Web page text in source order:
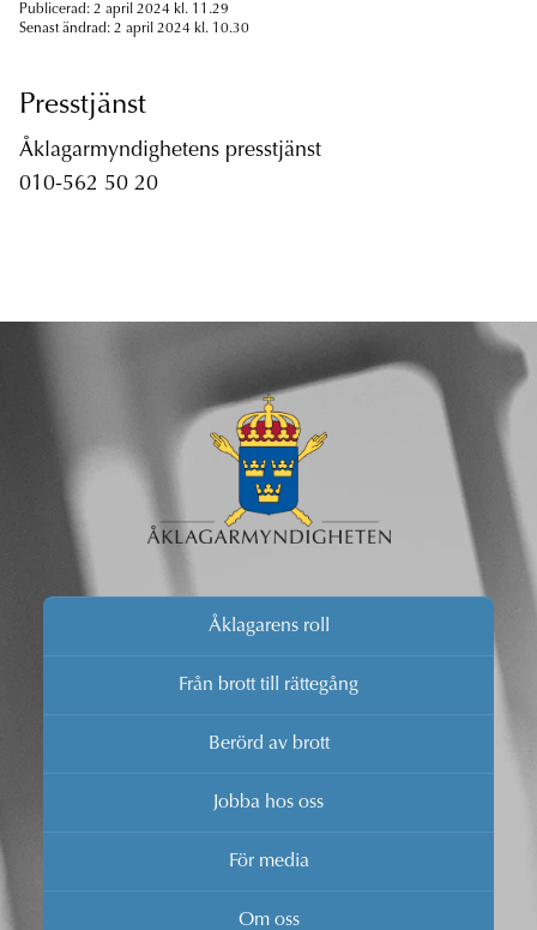
Publicerad: 2 april 2024 kl. 11.29
Senast ändrad: 2 april 2024 kl. 10.30
Presstjänst
Åklagarmyndighetens presstjänst
010-562 50 20
Åklagarens roll
Från brott till rättegång
Berörd av brott
Jobba hos oss
För media
Om oss